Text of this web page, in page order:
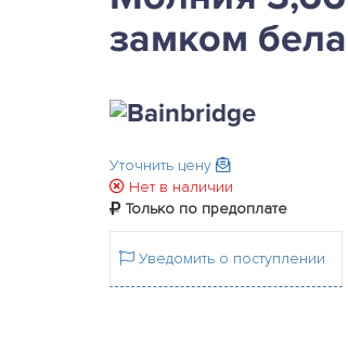
замком
Уточнить цену
Нет в наличии
Только по предоплате
Уведомить о поступлении